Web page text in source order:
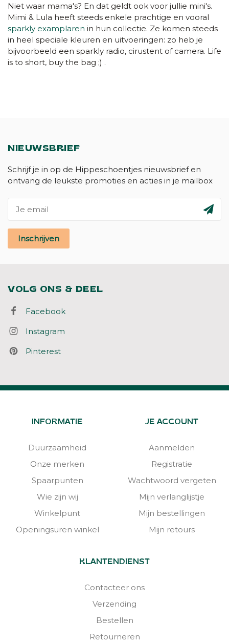
Niet waar mama's? En dat geldt ook voor jullie mini's.
Mimi & Lula heeft steeds enkele prachtige en vooral
sparkly examplaren in hun collectie. Ze komen steeds
in heel speciale kleuren en uitvoeringen: zo heb je
bijvoorbeeld een sparkly radio, cirustent of camera. Life
is to short, buy the bag ;) .
NIEUWSBRIEF
Schrijf je in op de Hippeschoentjes nieuwsbrief en
ontvang de leukste promoties en acties in je mailbox
Inschrijven
VOLG ONS & DEEL
Facebook
Instagram
Pinterest
INFORMATIE
Duurzaamheid
Onze merken
Spaarpunten
Wie zijn wij
Winkelpunt
Openingsuren winkel
JE ACCOUNT
Aanmelden
Registratie
Wachtwoord vergeten
Mijn verlanglijstje
Mijn bestellingen
Mijn retours
KLANTENDIENST
Contacteer ons
Verzending
Bestellen
Retourneren